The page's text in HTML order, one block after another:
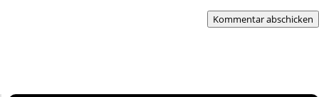
Kommentar abschicken